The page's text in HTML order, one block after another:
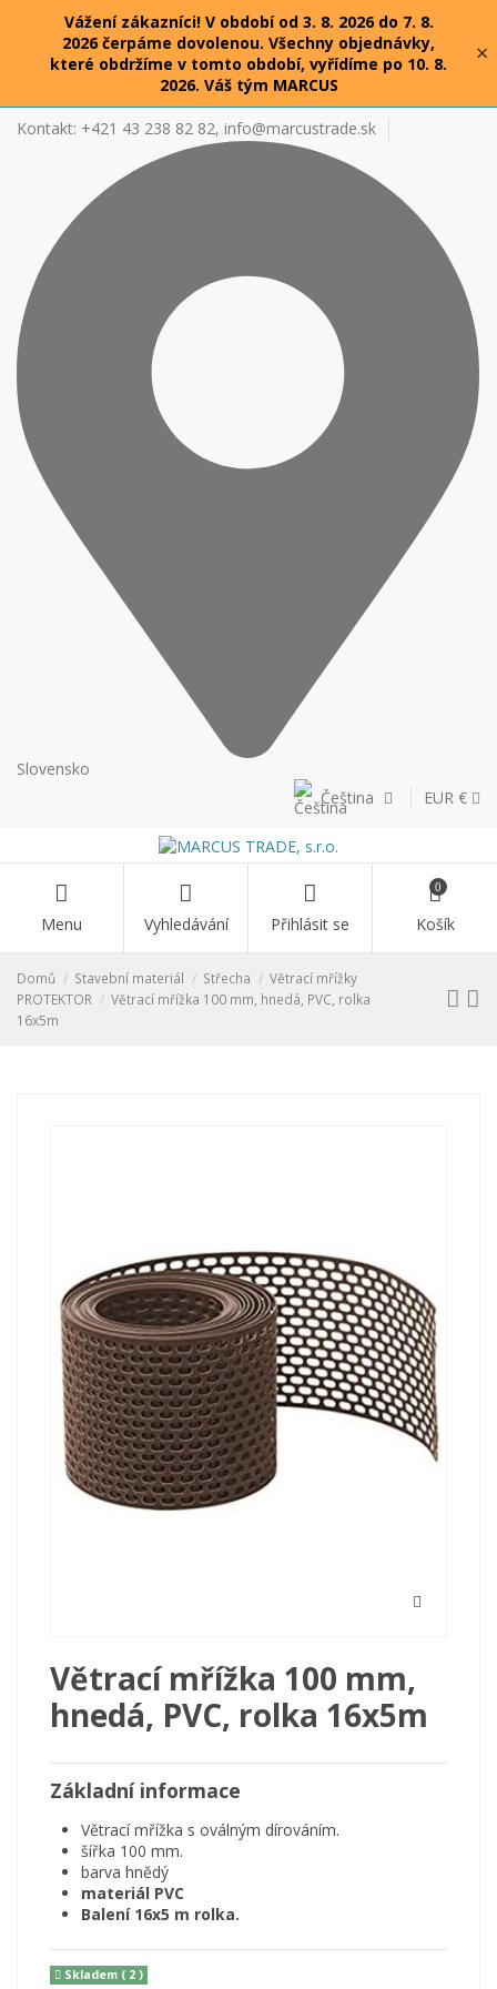
Vážení zákazníci! V období od 3. 8. 2026 do 7. 8.
2026 čerpáme dovolenou. Všechny objednávky,
které obdržíme v tomto období, vyřídíme po 10. 8.
2026. Váš tým MARCUS
×
Kontakt: +421 43 238 82 82, info@marcustrade.sk
Slovensko
Čeština
EUR €
Menu Vyhledávání Přihlásit se
0
Košík
Domů Stavební materiál Střecha
Větrací mřížky
PROTEKTOR
Větrací mřížka 100 mm, hnedá, PVC, rolka
16x5m
Větrací mřížka 100 mm,
hnedá, PVC, rolka 16x5m
Základní informace
Větrací mřížka s oválným dírováním.
šířka 100 mm.
barva hnědý
materiál PVC
Balení 16x5 m rolka.
Skladem ( 2 )